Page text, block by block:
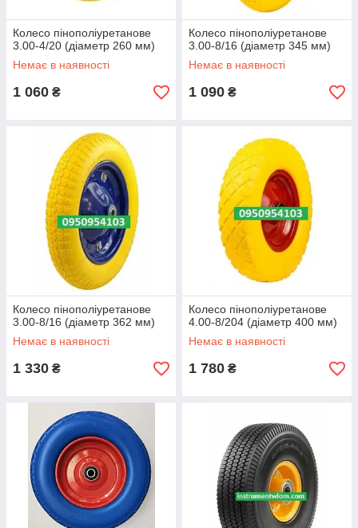
Колесо пінополіуретанове
3.00-4/20 (діаметр 260 мм)
Немає в наявності
1 060 ₴
Колесо пінополіуретанове
3.00-8/16 (діаметр 345 мм)
Немає в наявності
1 090 ₴
Колесо пінополіуретанове
3.00-8/16 (діаметр 362 мм)
Немає в наявності
1 330 ₴
Колесо пінополіуретанове
4.00-8/204 (діаметр 400 мм)
Немає в наявності
1 780 ₴